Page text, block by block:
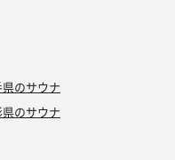
のサウナ
のサウナ